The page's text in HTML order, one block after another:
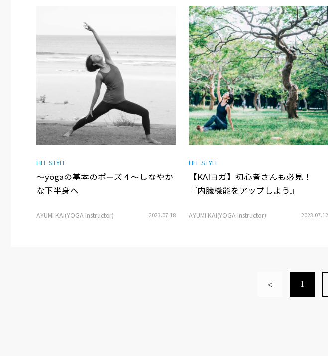
LIFE STYLE
〜yogaの基本のポーズ４〜しなやか
な下半身へ
AYUMI KAI(YOGA Instructor) 2023.07.18
LIFE STYLE
【KAIヨガ】初心者さんも必見！
『内臓機能をアップしよう』
AYUMI KAI(YOGA Instructor) 2023.07.12
< 1